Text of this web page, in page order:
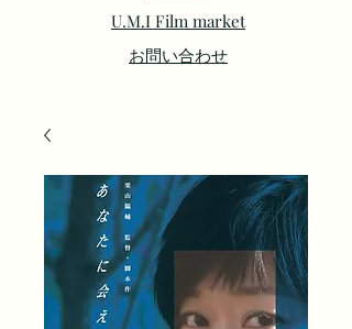
U.M.I Film market
お問い合わせ